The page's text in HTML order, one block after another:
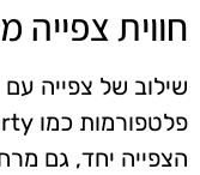
חווית צפייה
שילוב של צפייה
הצפייה יחד, גם